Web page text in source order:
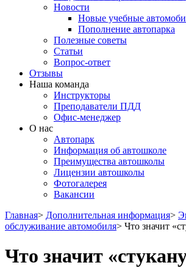
Новости
Новые учебные
Пополнение автопарка
Полезные советы
Статьи
Вопрос-ответ
Отзывы
Наша команда
Инструкторы
Преподаватели ПДД
Офис-менеджер
О нас
Автопарк
Информация об автошколе
Преимущества автошколы
Лицензии автошколы
Фотогалерея
Вакансии
Главная> Дополнительная информация>
обслуживание автомобиля> Что значит
Что значит